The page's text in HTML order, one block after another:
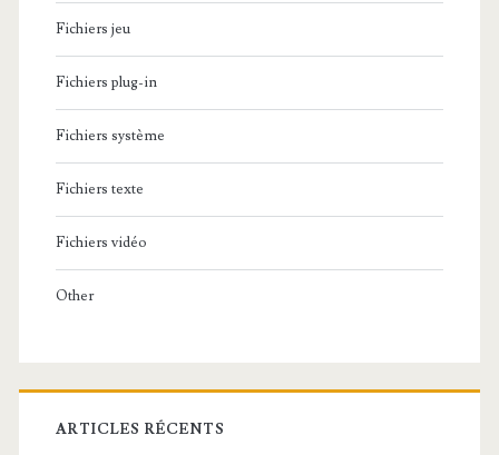
Fichiers jeu
Fichiers plug-in
Fichiers système
Fichiers texte
Fichiers vidéo
Other
ARTICLES RÉCENTS